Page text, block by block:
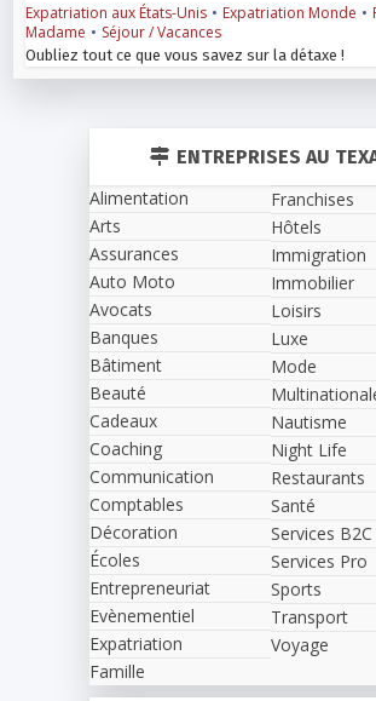
Expatriation aux États-Unis • Expatriation Monde •
Madame • Séjour / Vacances
Oubliez tout ce que vous savez sur la détaxe !
ENTREPRISES AU
Alimentation
Arts
Assurances
Auto Moto
Avocats
Banques
Bâtiment
Beauté
Cadeaux
Coaching
Communication
Comptables
Décoration
Écoles
Entrepreneuriat
Evènementiel
Expatriation
Famille
Franchises
Hôtels
Immigration
Immobilier
Loisirs
Luxe
Mode
Nautisme
Night Life
Restaurants
Santé
Services B2C
Services Pro
Sports
Transport
Voyage